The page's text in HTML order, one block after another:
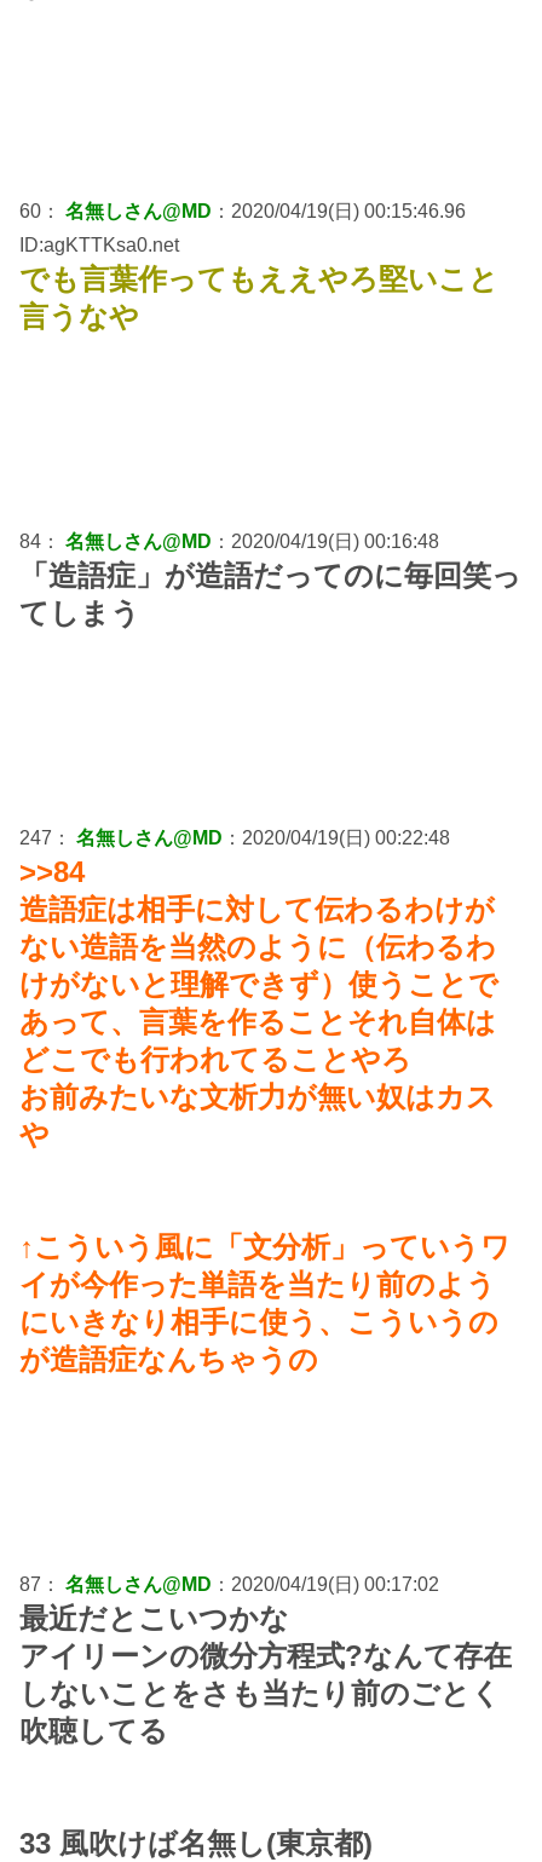
60： 名無しさん@MD ：2020/04/19(日) 00:15:46.96
ID:agKTTKsa0.net
でも言葉作ってもええやろ堅いこと
言うなや
84： 名無しさん@MD ：2020/04/19(日) 00:16:48
「造語症」が造語だってのに毎回笑っ
てしまう
247： 名無しさん@MD ：2020/04/19(日) 00:22:48
>>84
造語症は相手に対して伝わるわけが
ない造語を当然のように（伝わるわ
けがないと理解できず）使うことで
あって、言葉を作ることそれ自体は
どこでも行われてることやろ
お前みたいな文析力が無い奴はカス
や
↑こういう風に「文分析」っていうワ
イが今作った単語を当たり前のよう
にいきなり相手に使う、こういうの
が造語症なんちゃうの
87： 名無しさん@MD ：2020/04/19(日) 00:17:02
最近だとこいつかな
アイリーンの微分方程式?なんて存在
しないことをさも当たり前のごとく
吹聴してる
33 風吹けば名無し(東京都)